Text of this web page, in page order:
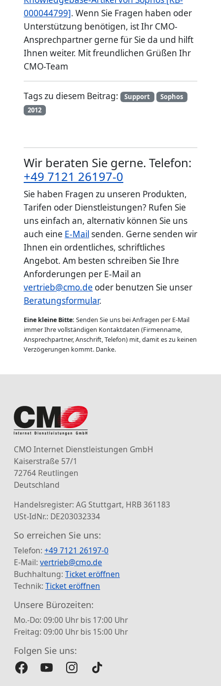
000044799]. Wenn Sie Fragen haben oder
Unterstützung benötigen, ist Ihr CMO-
Ansprechpartner gerne für Sie da und hilft
Ihnen weiter. Mit freundlichen Grüßen Ihr
CMO-Team
Tags zu diesem Beitrag: Support
Sophos
2012
Wir beraten Sie gerne. Telefon:
+49 7121 26197-0
Sie haben Fragen zu unseren Produkten,
Tarifen oder Dienstleistungen? Rufen Sie
uns einfach an, alternativ können Sie uns
auch eine E-Mail senden. Gerne senden wir
Ihnen ein ordentliches, schriftliches
Angebot. Am besten schreiben Sie Ihre
Anforderungen per E-Mail an
vertrieb@cmo.de oder benutzen Sie unser
Beratungsformular.
Eine kleine Bitte: Senden Sie uns bei Anfragen per E-Mail
immer Ihre vollständigen Kontaktdaten (Firmenname,
Ansprechpartner, Anschrift, Telefon) mit, damit es zu keinen
Verzögerungen kommt. Danke.
CMO Internet Dienstleistungen GmbH
Kaiserstraße 57/1
72764 Reutlingen
Deutschland
Handelsregister: AG Stuttgart, HRB 361183
USt-IdNr.: DE203032334
So erreichen Sie uns:
Telefon: +49 7121 26197-0
E-Mail: vertrieb@cmo.de
Buchhaltung: Ticket eröffnen
Technik: Ticket eröffnen
Unsere Bürozeiten:
Mo.-Do: 09:00 Uhr bis 17:00 Uhr
Freitag: 09:00 Uhr bis 15:00 Uhr
Folgen Sie uns: